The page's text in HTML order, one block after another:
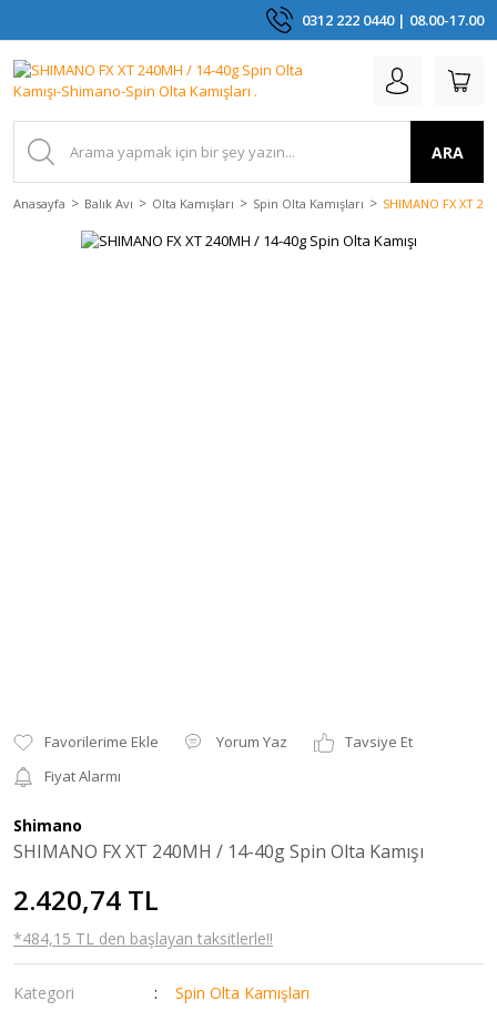
0312 222 0440 | 08.00-17.00
ARA
Anasayfa Balık Avı Olta Kamışları Spin Olta Kamışları SHIMANO FX XT
Yorum Yaz
Tavsiye Et
Fiyat Alarmı
Shimano
SHIMANO FX XT 240MH / 14-40g Spin Olta Kamışı
2.420,74 TL
*484,15 TL den başlayan taksitlerle!!
Kategori
Spin Olta Kamışları